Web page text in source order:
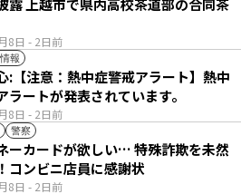
8日 - 2日前
露 上越市で県内高校茶道部の合同茶
報
8日 - 2日前
:【注意：熱中症警戒アラート】熱中
ラートが発表されています。
警察
8日 - 2日前
ーカードが欲しい… 特殊詐欺を未然
コンビニ店員に感謝状